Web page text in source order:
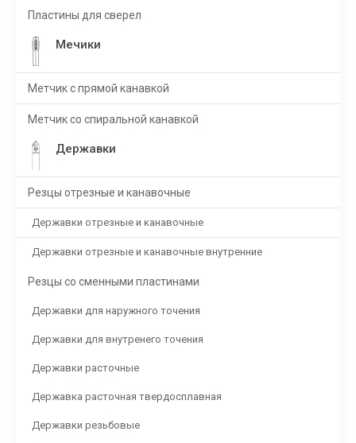
Пластины для сверел
Мечики
Метчик с прямой канавкой
Метчик со спиральной канавкой
Державки
Резцы отрезные и канавочные
Державки отрезные и канавочные
Державки отрезные и канавочные внутренние
Резцы со сменными пластинами
Державки для наружного точения
Державки для внутренего точения
Державки расточные
Державка расточная твердосплавная
Державки резьбовые